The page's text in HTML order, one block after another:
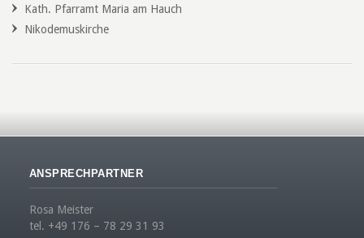
Kath. Pfarramt Maria am Hauch
Nikodemuskirche
ANSPRECHPARTNER
Rosa Meister
tel. +49 176 – 78 29 31 93